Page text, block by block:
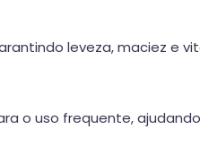
leveza, maciez e
o uso frequente,